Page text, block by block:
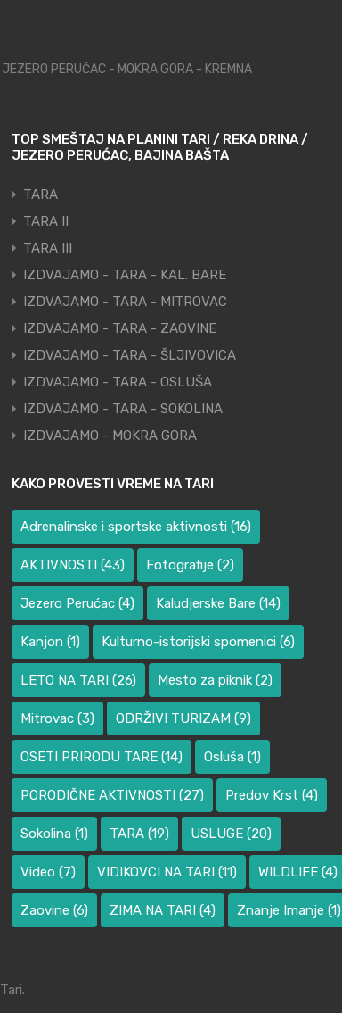
PERUĆAC - MOKRA GORA - KREMNA
TOP SMEŠTAJ NA PLANINI TARI / REKA DRINA /
JEZERO PERUĆAC, BAJINA BAŠTA
TARA
TARA II
TARA III
IZDVAJAMO - TARA - KAL. BARE
IZDVAJAMO - TARA - MITROVAC
IZDVAJAMO - TARA - ZAOVINE
IZDVAJAMO - TARA - ŠLJIVOVICA
IZDVAJAMO - TARA - OSLUŠA
IZDVAJAMO - TARA - SOKOLINA
IZDVAJAMO - MOKRA GORA
KAKO PROVESTI VREME NA TARI
Adrenalinske i sportske aktivnosti (16)
AKTIVNOSTI (43) Fotografije (2)
Jezero Perućac (4) Kaludjerske Bare (14)
Kanjon (1) Kulturno-istorijski spomenici (6)
LETO NA TARI (26) Mesto za piknik (2)
Mitrovac (3) ODRŽIVI TURIZAM (9)
OSETI PRIRODU TARE (14) Osluša (1)
PORODIČNE AKTIVNOSTI (27) Predov Krst (4)
Sokolina (1) TARA (19) USLUGE (20)
Video (7) VIDIKOVCI NA TARI (11) WILDLIFE (4)
Zaovine (6) ZIMA NA TARI (4) Znanje Imanje (1)